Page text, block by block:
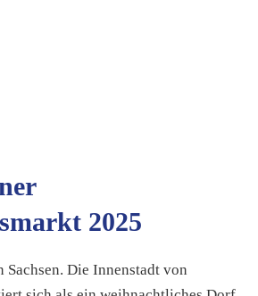
2025
Sachsen. Die Innenstadt von